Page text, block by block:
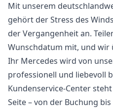
Mit unserem
gehört der Stress des
der Vergangenheit an.
Wunschdatum mit, und wir
Ihr Mercedes wird von
professionell und liebevoll
Kundenservice-Center
Seite – von der Buchung